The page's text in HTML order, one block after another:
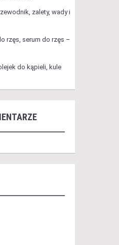
zalety, wady i
rzęs, serum do rzęs –
do kąpieli, kule